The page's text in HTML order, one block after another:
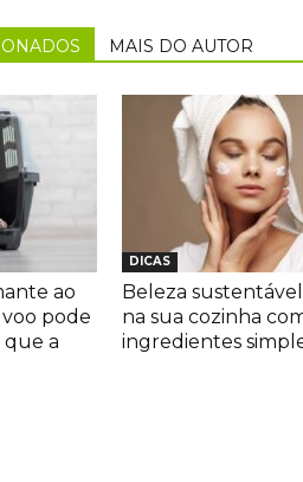
MAIS DO AUTOR
ao
pode
que a
DICAS
Beleza
na sua cozinha
ingredientes